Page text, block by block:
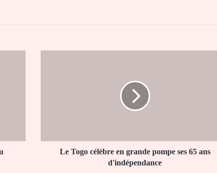
ans
d'indépendance
Le Togo célèbre en grande pompe ses 65 ans
d'indépendance